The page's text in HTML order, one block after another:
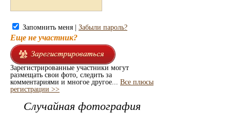
Запомнить меня | Забыли пароль?
Еще не участник?
Зарегистрированные участники могут
размещать свои фото, следить за
комментариями и многое другое... Все плюсы
регистрации >>
Случайная фотография